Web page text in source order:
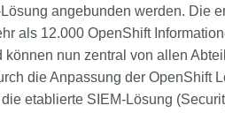
angebunden werden. Die
als 12.000 OpenShift
nun zentral von allen
die Anpassung der OpenShift
etablierte SIEM-Lösung